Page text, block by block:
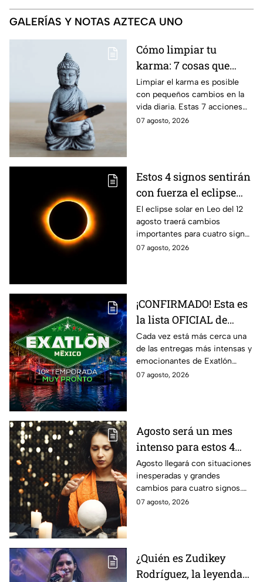
GALERÍAS Y NOTAS AZTECA UNO
Cómo limpiar tu
karma: 7 cosas que
debes hacer desde
ahora
Limpiar el karma es posible
con pequeños cambios en la
vida diaria. Estas 7 acciones
pueden ayudarte a soltar lo
07 agosto, 2026
Estos 4 signos sentirán
con fuerza el eclipse
solar del 12 de agosto
El eclipse solar en Leo del 12
agosto traerá cambios
importantes para cuatro signos
del zodiaco, que podrían
07 agosto, 2026
¡CONFIRMADO! Esta es
la lista OFICIAL de
todos los atletas que
estarán en la décima
temporada de Exatlón
México
Cada vez está más cerca una
de las entregas más intensas y
emocionantes de Exatlón
México.
07 agosto, 2026
Agosto será un mes
intenso para estos 4
signos del zodiaco
Agosto llegará con situaciones
inesperadas y grandes
cambios para cuatro signos.
Aunque el mes será intenso,
07 agosto, 2026
¿Quién es Zudikey
Rodríguez, la leyenda